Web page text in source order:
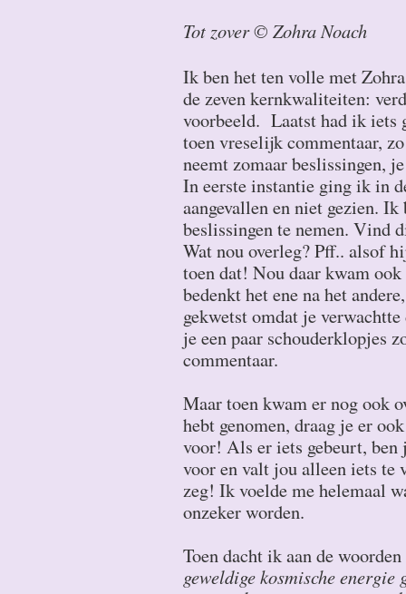
Tot zover © Zohra Noach
Ik ben het ten volle met
de zeven kernkwaliteiten:
voorbeeld. Laatst had ik iets
toen vreselijk commentaar,
neemt zomaar beslissingen,
In eerste instantie ging ik in
aangevallen en niet gezien.
beslissingen te nemen. Vind
Wat nou overleg? Pff.. alsof
toen dat! Nou daar kwam
bedenkt het ene na het
gekwetst omdat je
je een paar schouderklopjes
commentaar.
Maar toen kwam er nog ook
hebt genomen, draag je er
voor! Als er iets gebeurt,
voor en valt jou alleen iets te
zeg! Ik voelde me helemaal
onzeker worden.
Toen dacht ik aan de
geweldige kosmische